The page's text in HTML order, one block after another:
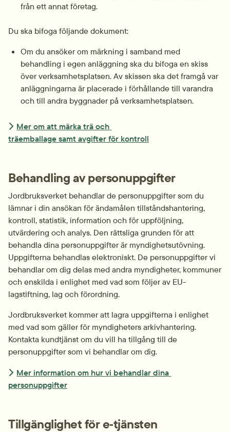
från ett annat företag.
Du ska bifoga följande dokument:
Om du ansöker om märkning i samband med
behandling i egen anläggning ska du bifoga en skiss
över verksamhetsplatsen. Av skissen ska det framgå var
anläggningarna är placerade i förhållande till varandra
och till andra byggnader på verksamhetsplatsen.
Mer om att märka trä och
träemballage samt avgifter för kontroll
Behandling av personuppgifter
Jordbruksverket behandlar de personuppgifter som du
lämnar i din ansökan för ändamålen tillståndshantering,
kontroll, statistik, information och för uppföljning,
utvärdering och analys. Den rättsliga grunden för att
behandla dina personuppgifter är myndighetsutövning.
Uppgifterna behandlas elektroniskt. De personuppgifter vi
behandlar om dig delas med andra myndigheter, kommuner
och enskilda i enlighet med vad som följer av EU-
lagstiftning, lag och förordning.
Jordbruksverket kommer att lagra uppgifterna i enlighet
med vad som gäller för myndigheters arkivhantering.
Kontakta kundtjänst om du vill ha tillgång till de
personuppgifter som vi behandlar om dig.
Mer information om hur vi behandlar dina
personuppgifter
Tillgänglighet för e‑tjänsten